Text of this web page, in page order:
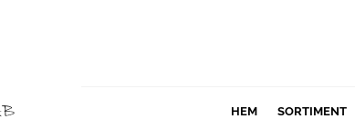
HEM SORTIMENT